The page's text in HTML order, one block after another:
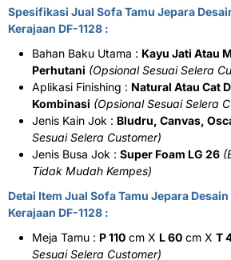
Spesifikasi Jual Sofa Tamu Jepara
Kerajaan DF-1128 :
Bahan Baku Utama : Kayu Jati Atau
Perhutani (Opsional Sesuai Selera
Aplikasi Finishing : Natural Atau Cat
Kombinasi (Opsional Sesuai Selera
Jenis Kain Jok : Bludru, Canvas,
Sesuai Selera Customer)
Jenis Busa Jok : Super Foam LG 26
Tidak Mudah Kempes)
Detai Item Jual Sofa Tamu Jepara
Kerajaan DF-1128 :
Meja Tamu : P 110 cm X L 60 cm X T
Sesuai Selera Customer)